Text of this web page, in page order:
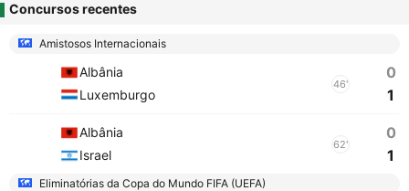
Concursos recentes
Amistosos Internacionais
Albânia
Luxemburgo
46'
0
1
Albânia
Israel
62'
0
1
Eliminatórias da Copa do Mundo FIFA (UEFA)